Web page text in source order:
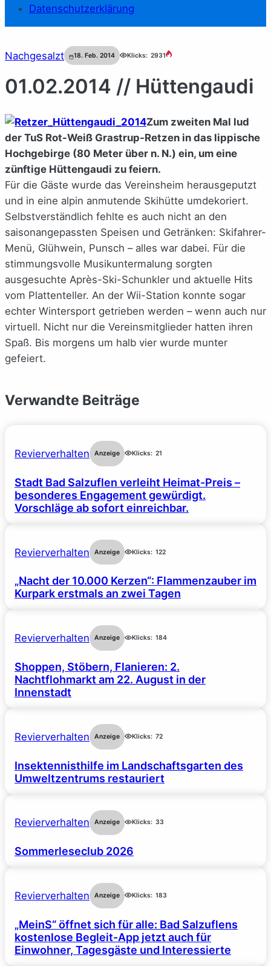
Datenschutzerklärung
Nachgesalzt 18. Feb. 2014 Klicks: 2931
01.02.2014 // Hüttengaudi
Zum zweiten Mal lud
der TuS Rot-Weiß Grastrup-Retzen in das lippische
Hochgebirge (80 Meter über n. N.) ein, um eine
zünftige Hüttengaudi zu feiern.
Für die Gäste wurde das Vereinsheim herausgeputzt
und in eine alpin anmutende Skihütte umdekoriert.
Selbstverständlich fehlte es auch nicht an den
saisonangepassten Speisen und Getränken: Skifahrer-
Menü, Glühwein, Punsch – alles war dabei. Für die
stimmungsvolle Musikuntermalung sorgten
ausgesuchte Après-Ski-Schunkler und aktuelle Hits
vom Plattenteller. An der Wii-Station konnte sogar
echter Wintersport getrieben werden – wenn auch nur
virtuell. Nicht nur die Vereinsmitglieder hatten ihren
Spaß. Bis morgens um halb vier wurde munter
gefeiert.
Verwandte Beiträge
Revierverhalten Anzeige Klicks: 21
Stadt Bad Salzuflen verleiht Heimat-Preis –
besonderes Engagement gewürdigt.
Vorschläge ab sofort einreichbar.
Revierverhalten Anzeige Klicks: 122
„Nacht der 10.000 Kerzen“: Flammenzauber im
Kurpark erstmals an zwei Tagen
Revierverhalten Anzeige Klicks: 184
Shoppen, Stöbern, Flanieren: 2.
Nachtflohmarkt am 22. August in der
Innenstadt
Revierverhalten Anzeige Klicks: 72
Insektennisthilfe im Landschaftsgarten des
Umweltzentrums restauriert
Revierverhalten Anzeige Klicks: 33
Sommerleseclub 2026
Revierverhalten Anzeige Klicks: 183
„MeinS“ öffnet sich für alle: Bad Salzuflens
kostenlose Begleit-App jetzt auch für
Einwohner, Tagesgäste und Interessierte